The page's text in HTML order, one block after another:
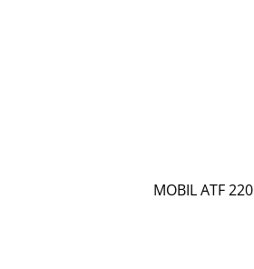
MOBIL ATF 220